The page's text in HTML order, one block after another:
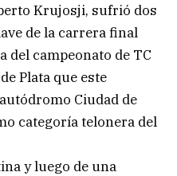
Krujosji, sufrió dos
de la carrera final
del campeonato de TC
Plata que este
Ciudad de
categoría telonera del
y luego de una